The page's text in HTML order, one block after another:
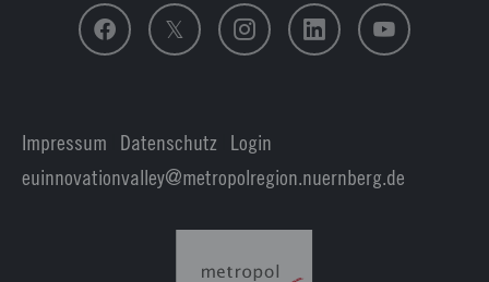
Impressum Datenschutz
Login
euinnovationvalley@metropolregion.nuernberg.de